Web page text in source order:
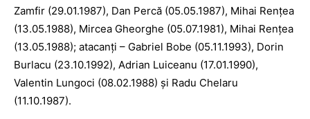
Zamfir (29.01.1987), Dan Percă (05.05.1987), Mihai Renţea
(13.05.1988), Mircea Gheorghe (05.07.1981), Mihai Renţea
(13.05.1988); atacanţi – Gabriel Bobe (05.11.1993), Dorin
Burlacu (23.10.1992), Adrian Luiceanu (17.01.1990),
Valentin Lungoci (08.02.1988) şi Radu Chelaru
(11.10.1987).